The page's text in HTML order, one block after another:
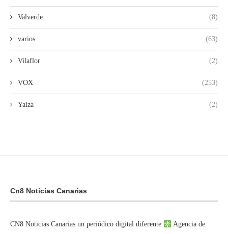
Valverde (8)
varios (63)
Vilaflor (2)
VOX (253)
Yaiza (2)
Cn8 Noticias Canarias
CN8 Noticias Canarias un periódico digital diferente
Agencia de